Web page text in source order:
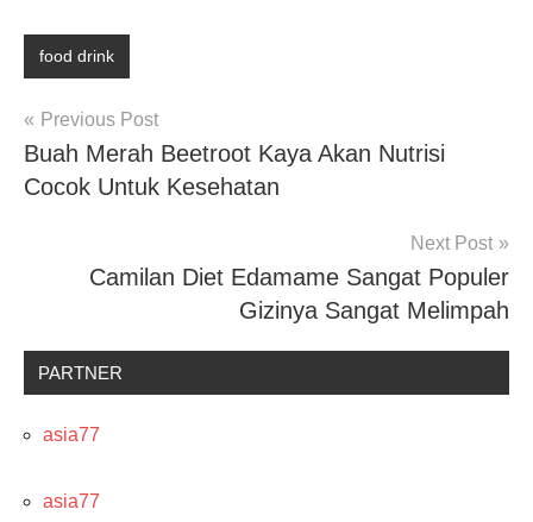
food drink
Post
navigation
Previous Post
Buah Merah Beetroot Kaya Akan Nutrisi
Cocok Untuk Kesehatan
Next Post
Camilan Diet Edamame Sangat Populer
Gizinya Sangat Melimpah
PARTNER
asia77
asia77